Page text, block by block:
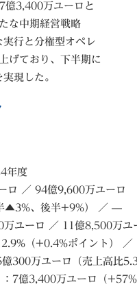
億3,400万ユーロと
な中期経営戦略
行と分権型オペレ
げており、下半期に
現した。
年度
ロ ／ 94億9,600万ユーロ
▲3%、後半+9%） ／ —
ユーロ ／ 11億8,500万ユ
（+0.4%ポイント） ／
300万ユーロ（売上高比
：7億3,400万ユーロ（